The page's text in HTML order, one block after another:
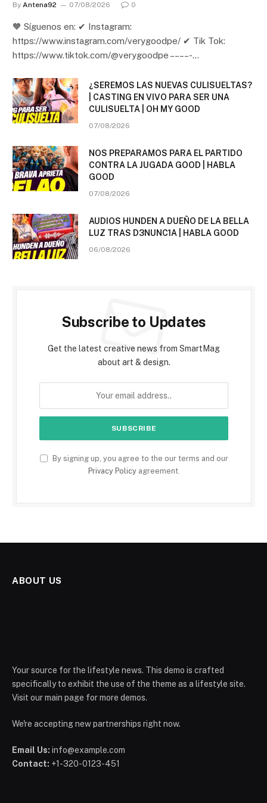
By Antena92 07/08/2026 0
🧡 Síguenos en: ✔ Instagram:
https://www.instagram.com/verygoodpe/ ✔ Tik Tok:
https://www.tiktok.com/@verygoodpe – – – – -…
¿SEREMOS LAS NUEVAS CULISUELTAS?
| CASTING EN VIVO PARA SER UNA
CULISUELTA | OH MY GOOD
07/08/2026
NOS PREPARAMOS PARA EL PARTIDO
CONTRA LA JUGADA GOOD | HABLA
GOOD
07/08/2026
AUDIOS HUNDEN A DUEÑO DE LA BELLA
LUZ TRAS D3NUNC1A | HABLA GOOD
06/08/2026
Subscribe to Updates
Get the latest creative news from SmartMag
about art & design.
By signing up, you agree to the our terms and our
Privacy Policyagreement.
ABOUT US
Your source for the lifestyle news. This demo is crafted
specifically to exhibit the use of the theme as a lifestyle site.
Visit our main page for more demos.
We're accepting new partnerships right now.
Email Us: info@example.com
Contact: +1-320-0123-451